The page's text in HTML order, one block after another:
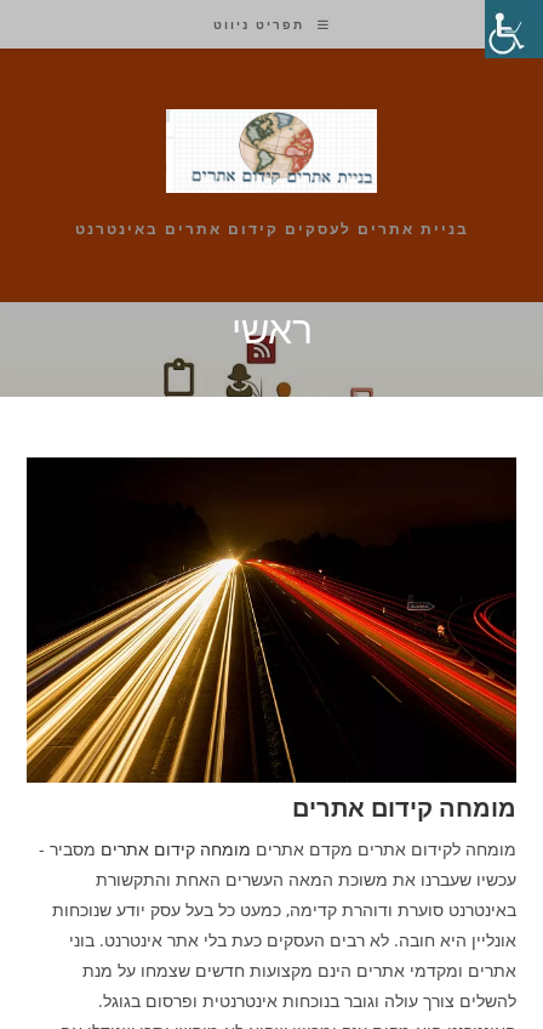
תפריט ניווט
בניית אתרים לעסקים קידום אתרים באינטרנט
ראשי
מומחה קידום אתרים
מומחה לקידום אתרים מקדם אתרים מומחה קידום אתרים מסביר -
עכשיו שעברנו את משוכת המאה העשרים האחת והתקשורת
באינטרנט סוערת ודוהרת קדימה, כמעט כל בעל עסק יודע שנוכחות
אונליין היא חובה. לא רבים העסקים כעת בלי אתר אינטרנט. בוני
אתרים ומקדמי אתרים הינם מקצועות חדשים שצמחו על מנת
להשלים צורך עולה וגובר בנוכחות אינטרנטית ופרסום בגוגל.